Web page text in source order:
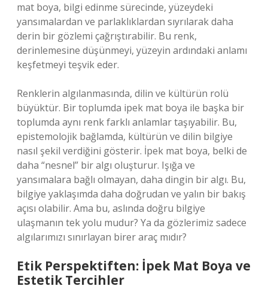
mat boya, bilgi edinme sürecinde, yüzeydeki
yansımalardan ve parlaklıklardan sıyrılarak daha
derin bir gözlemi çağrıştırabilir. Bu renk,
derinlemesine düşünmeyi, yüzeyin ardındaki anlamı
keşfetmeyi teşvik eder.
Renklerin algılanmasında, dilin ve kültürün rolü
büyüktür. Bir toplumda ipek mat boya ile başka bir
toplumda aynı renk farklı anlamlar taşıyabilir. Bu,
epistemolojik bağlamda, kültürün ve dilin bilgiye
nasıl şekil verdiğini gösterir. İpek mat boya, belki de
daha “nesnel” bir algı oluşturur. Işığa ve
yansımalara bağlı olmayan, daha dingin bir algı. Bu,
bilgiye yaklaşımda daha doğrudan ve yalın bir bakış
açısı olabilir. Ama bu, aslında doğru bilgiye
ulaşmanın tek yolu mudur? Ya da gözlerimiz sadece
algılarımızı sınırlayan birer araç mıdır?
Etik Perspektiften: İpek Mat Boya ve
Estetik Tercihler